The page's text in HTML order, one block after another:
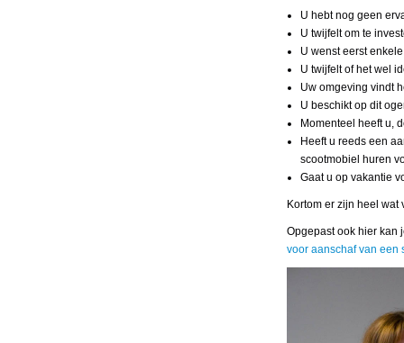
U hebt nog geen
U twijfelt om te
U wenst eerst
U twijfelt of het wel
Uw omgeving vindt
U beschikt op dit
Momenteel heeft u,
Heeft u reeds een
scootmobiel huren
Gaat u op vakantie
Kortom er zijn heel
Opgepast ook hier kan
voor aanschaf van een